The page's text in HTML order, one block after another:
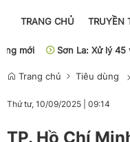
TRANG CHỦ TRUYỀN
Sơn La: Xử lý 45 vụ vi
Trang chủ Tiêu dùng
Thứ tư, 10/09/2025 09:14
TP. Hồ Chí